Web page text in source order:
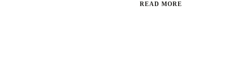
READ MORE